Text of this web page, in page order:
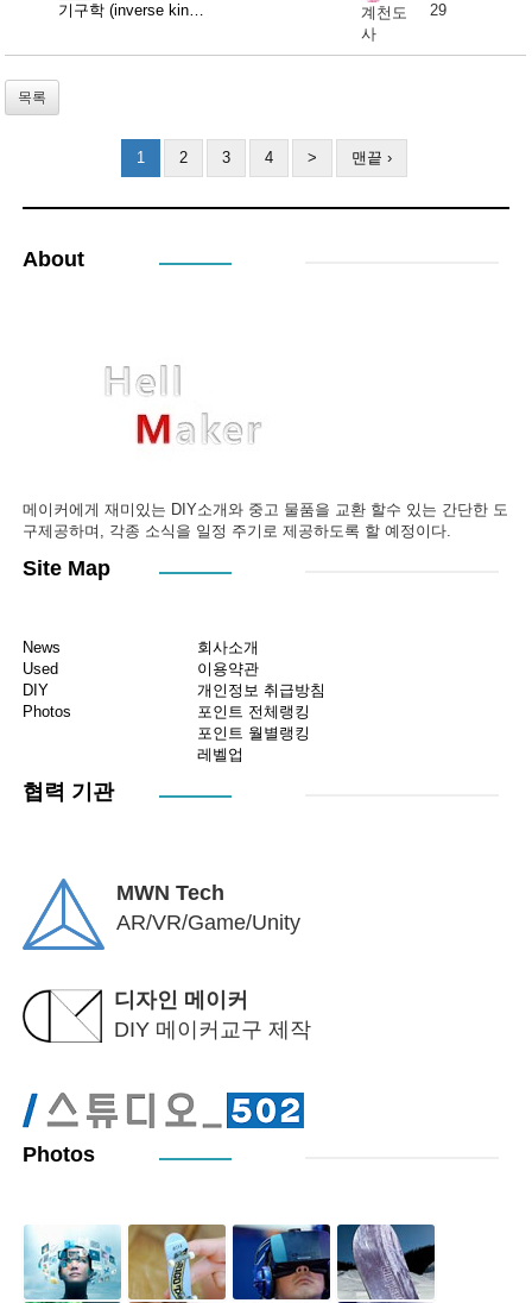
기구학 (inverse kin…
계천도
사
29
목록
1 2 3 4 > 맨끝 ›
About
메이커에게 재미있는 DIY소개와 중고 물품을 교환 할수 있는 간단한 도
구제공하며, 각종 소식을 일정 주기로 제공하도록 할 예정이다.
Site Map
News
Used
DIY
Photos
회사소개
이용약관
개인정보 취급방침
포인트 전체랭킹
포인트 월별랭킹
레벨업
협력 기관
MWN Tech
AR/VR/Game/Unity
디자인 메이커
DIY 메이커교구 제작
Photos